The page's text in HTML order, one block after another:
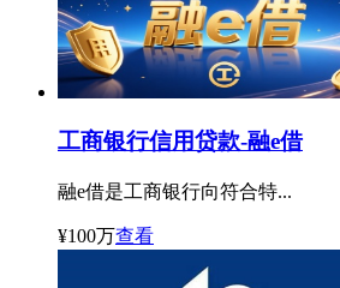
工商银行信用贷款-融e借
融e借是工商银行向符合特...
¥100万查看